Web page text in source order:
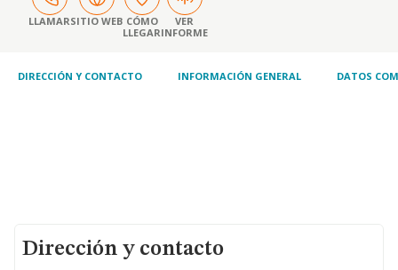
LLAMARSITIO WEB CÓMO
LLEGAR
VER
INFORME
DIRECCIÓN Y CONTACTO INFORMACIÓN GENERAL DATOS
Dirección y contacto